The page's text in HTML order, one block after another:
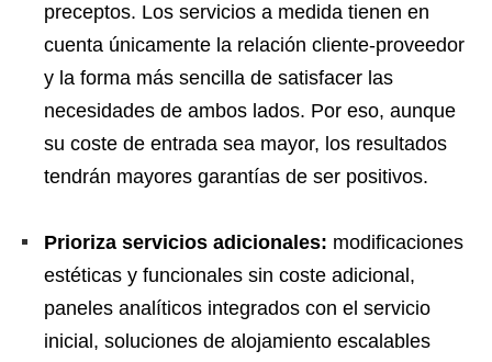
preceptos. Los servicios a medida tienen en
cuenta únicamente la relación cliente-proveedor
y la forma más sencilla de satisfacer las
necesidades de ambos lados. Por eso, aunque
su coste de entrada sea mayor, los resultados
tendrán mayores garantías de ser positivos.
Prioriza servicios adicionales: modificaciones
estéticas y funcionales sin coste adicional,
paneles analíticos integrados con el servicio
inicial, soluciones de alojamiento escalables